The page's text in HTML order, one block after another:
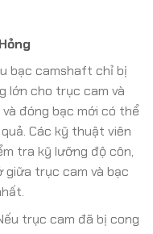
bạc camshaft chỉ bị
lớn cho trục cam và
đóng bạc mới có thể
Các kỹ thuật viên
tra kỹ lưỡng độ côn,
giữa trục cam và bạc
trục cam đã bị cong